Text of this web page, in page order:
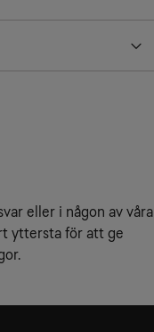
eller i någon av våra
yttersta för att ge